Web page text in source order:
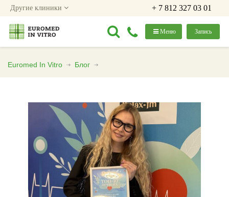
+ 7 812 327 03 01
Другие клиники
Запись
Меню
Euromed In Vitro Блог